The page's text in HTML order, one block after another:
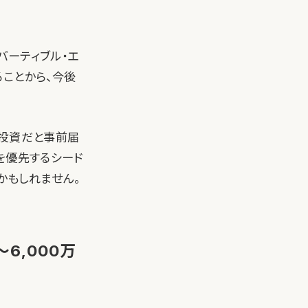
ティブル・エ
とから、今後
資だと事前届
優先するシード
しれません。
6,000万